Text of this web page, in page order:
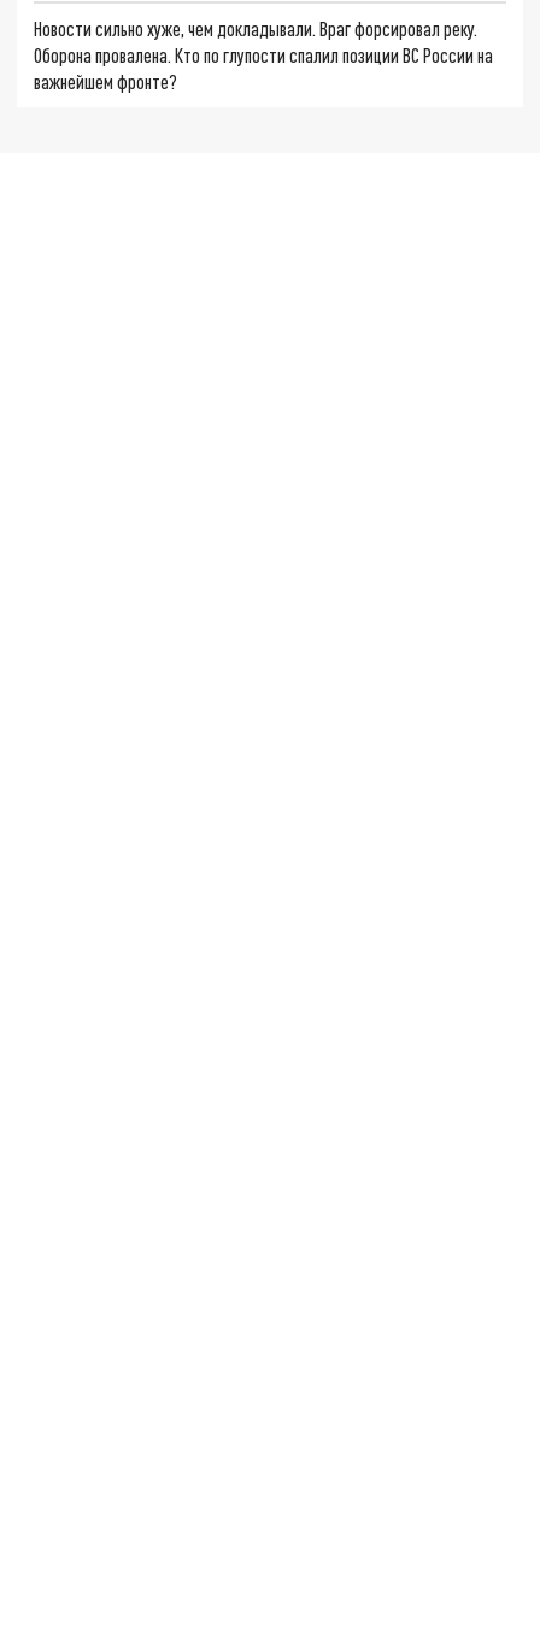
Новости сильно хуже, чем докладывали. Враг форсировал реку.
Оборона провалена. Кто по глупости спалил позиции ВС России на
важнейшем фронте?